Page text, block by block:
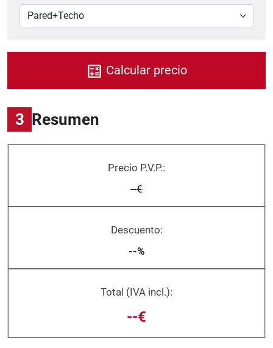
Calcular precio
3 Resumen
Precio P.V.P.:
--€
Descuento:
--%
Total (IVA incl.):
--€